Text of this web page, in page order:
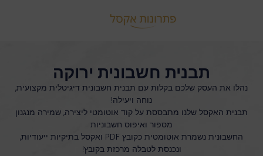
תבנית חשבונית ירוקה
נהלו את העסק שלכם בקלות עם תבנית חשבונית דיגיטלית מקצועית,
נוחה ויעילה!
תבנית האקסל שלנו מתבססת על קוד אוטומטי ליצירה, שמירה מנגנון
מספור ואיפוס חשבוניות
החשבונית נשמרת אוטומטית כקובץ PDF ואקסל בתיקיות ייעודיות,
ונכנסת לטבלה מרכזת בקובץ!